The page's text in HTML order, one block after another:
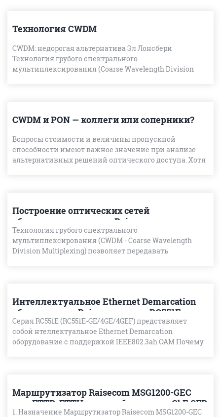
Технология CWDM
CWDM: недорогая альтернатива Эл Лонсбери
Технология грубого спектрального
мультиплексирования (Coarse Wavelength Division
CWDM и PON — коллеги или соперники?
Вопросы стоимости и величины пропускной
способности имеют важное значение при анализе
альтернативных решений оптического доступа. Хотя
Построение оптических сетей
абонентского доступа Raisecom на основе
технологии CWDM
Технология грубого спектрального
мультиплексирования (CWDM - Coarse Wavelength
Division Multiplexing) позволяет передавать
Интеллектуальное Ethernet Demarcation
оборудование Raisecom серии RC551E
Серия RC551E (RC551E-GE/4GE/4GEF) представляет
собой нтеллектуальное Ethernet Demarcation
оборудование с поддержкой IEEE802.3ah OAM Почему
Маршрутизатор Raisecom MSG1200-GEC
для FTTB, FTTH решений с портом GbE SFP
1. Назначение Маршрутизатор Raisecom MSG1200-GEC